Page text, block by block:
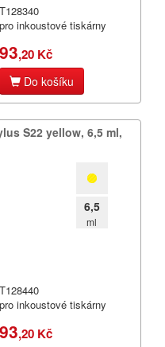
T128340
pro inkoustové tiskárny
93,20 Kč
Do košíku
S22 yellow,​ 6,​5 ml,​
6,5
ml
T128440
pro inkoustové tiskárny
93,20 Kč